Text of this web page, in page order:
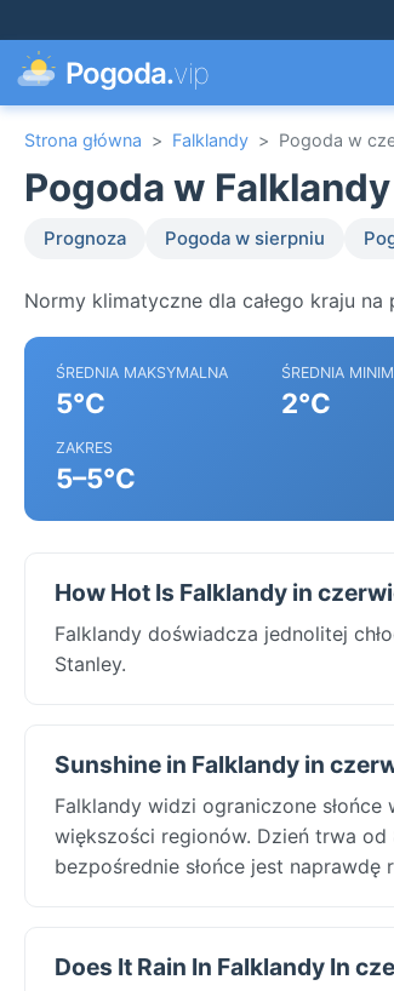
Pogoda.vip
Strona główna > Falklandy > Pogoda w
Pogoda w
Prognoza Pogoda w sierpniu
Normy klimatyczne dla całego kraju
ŚREDNIA MAKSYMALNA
5°C
ŚREDNIA
2°C
ZAKRES
5–5°C
How Hot Is Falklandy in
Falklandy doświadcza jednolitej
Stanley.
Sunshine in Falklandy in
Falklandy widzi ograniczone
większości regionów. Dzień trwa
bezpośrednie słońce jest naprawdę
Does It Rain In Falklandy In